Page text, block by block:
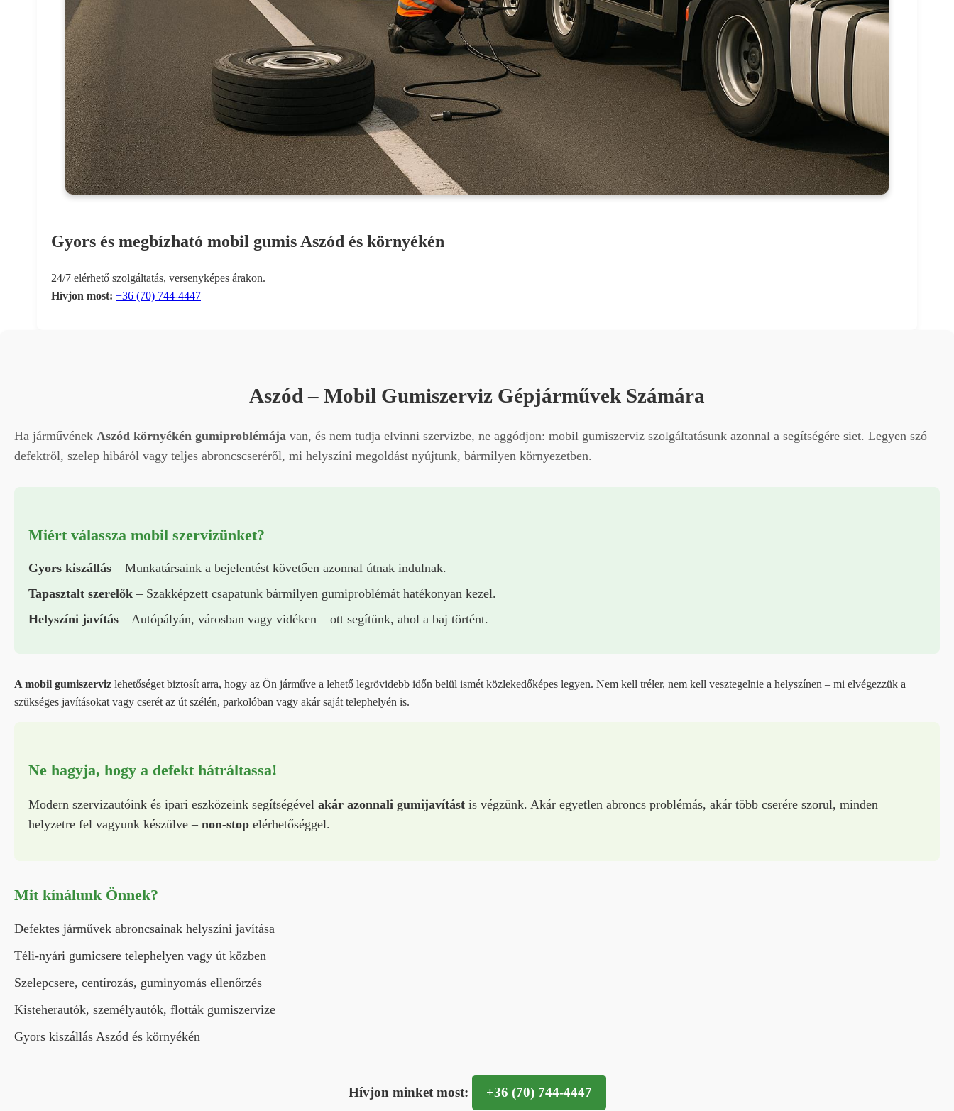
Gyors és megbízható mobil gumis Aszód és környékén
24/7 elérhető szolgáltatás, versenyképes árakon.
Hívjon most: +36 (70) 744-4447
Aszód – Mobil Gumiszerviz Gépjárművek Számára
Ha járművének Aszód környékén gumiproblémája van, és nem tudja elvinni szervizbe, ne aggódjon: mobil gumiszerviz szolgáltatásunk azonnal a segítségére siet. Legyen szó
defektről, szelep hibáról vagy teljes abroncscseréről, mi helyszíni megoldást nyújtunk, bármilyen környezetben.
Miért válassza mobil szervizünket?
Gyors kiszállás – Munkatársaink a bejelentést követően azonnal útnak indulnak.
Tapasztalt szerelők – Szakképzett csapatunk bármilyen gumiproblémát hatékonyan kezel.
Helyszíni javítás – Autópályán, városban vagy vidéken – ott segítünk, ahol a baj történt.
A mobil gumiszerviz lehetőséget biztosít arra, hogy az Ön járműve a lehető legrövidebb időn belül ismét közlekedőképes legyen. Nem kell tréler, nem kell vesztegelnie a helyszínen – mi elvégezzük a
szükséges javításokat vagy cserét az út szélén, parkolóban vagy akár saját telephelyén is.
Ne hagyja, hogy a defekt hátráltassa!
Modern szervizautóink és ipari eszközeink segítségével akár azonnali gumijavítást is végzünk. Akár egyetlen abroncs problémás, akár több cserére szorul, minden
helyzetre fel vagyunk készülve – non-stop elérhetőséggel.
Mit kínálunk Önnek?
Defektes járművek abroncsainak helyszíni javítása
Téli-nyári gumicsere telephelyen vagy út közben
Szelepcsere, centírozás, guminyomás ellenőrzés
Kisteherautók, személyautók, flották gumiszervize
Gyors kiszállás Aszód és környékén
Hívjon minket most: +36 (70) 744-4447